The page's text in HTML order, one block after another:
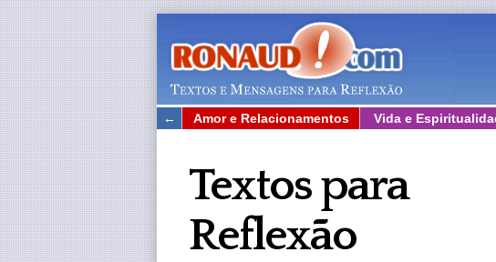
← Amor e Relacionamentos Vida e
Textos para
Reflexão